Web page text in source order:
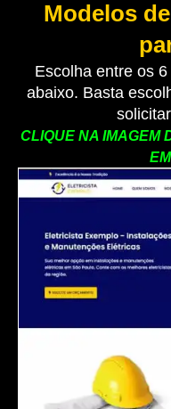
Modelos
Escolha entre os
abaixo. Basta
CLIQUE NA IMAGEM